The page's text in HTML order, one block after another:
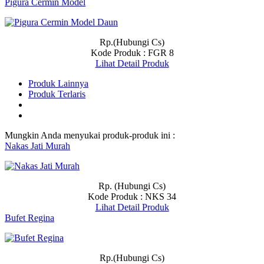
Pigura Cermin Model
Rp.(Hubungi Cs)
Kode Produk : FGR 8
Lihat Detail Produk
Produk Lainnya
Produk Terlaris
Mungkin Anda menyukai produk-produk ini :
Nakas Jati Murah
Rp. (Hubungi Cs)
Kode Produk : NKS 34
Lihat Detail Produk
Bufet Regina
Rp.(Hubungi Cs)